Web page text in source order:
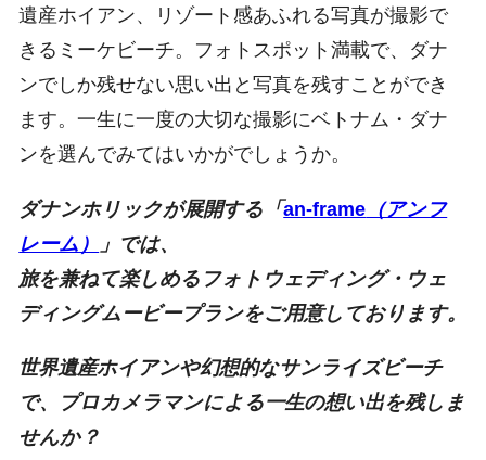
遺産ホイアン、リゾート感あふれる写真が撮影で
きるミーケビーチ。フォトスポット満載で、ダナ
ンでしか残せない思い出と写真を残すことができ
ます。一生に一度の大切な撮影にベトナム・ダナ
ンを選んでみてはいかがでしょうか。
ダナンホリックが展開する「an-frame （アンフ
レーム）
」では、
旅を兼ねて楽しめるフォトウェディング・ウェ
ディングムービープランをご用意しております。
世界遺産ホイアンや幻想的なサンライズビーチ
で、プロカメラマンによる一生の想い出を残しま
せんか？